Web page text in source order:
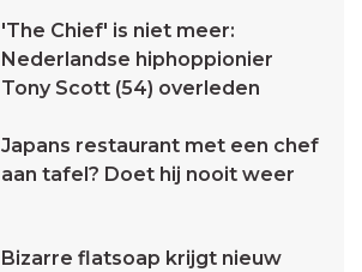
'The Chief' is niet meer:
Nederlandse hiphoppionier
Tony Scott (54) overleden
Japans restaurant met een chef
aan tafel? Doet hij nooit weer
Bizarre flatsoap krijgt nieuw